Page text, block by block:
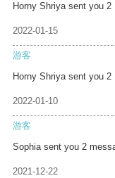
Horny Shriya sent you 2
2022-01-15
游客
Horny Shriya sent you 2
2022-01-10
游客
Sophia sent you 2
2021-12-22